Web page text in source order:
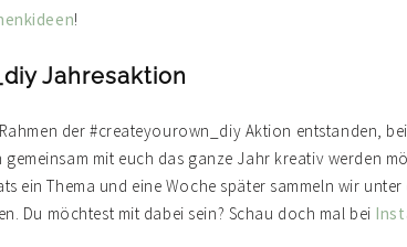
!
Jahresaktion
der #createyourown_diy Aktion entstanden,
gemeinsam mit euch das ganze Jahr kreativ werden
ein Thema und eine Woche später sammeln wir
Du möchtest mit dabei sein? Schau doch mal bei